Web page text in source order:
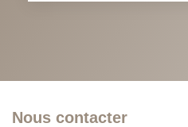
Nous contacter